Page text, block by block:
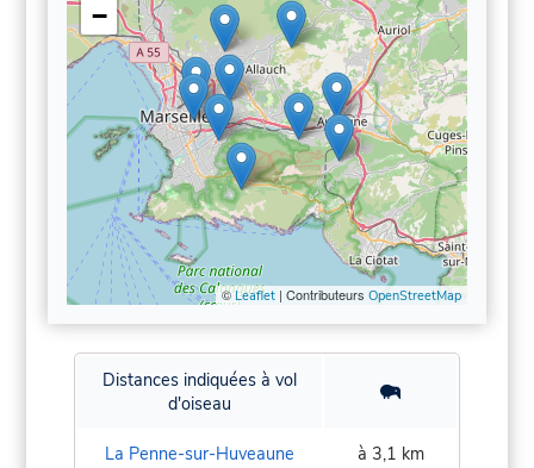
−
©Leaflet| Contributeurs OpenStreetMap
Distances indiquées à vol
d'oiseau
La Penne-sur-Huveaune à 3,1 km